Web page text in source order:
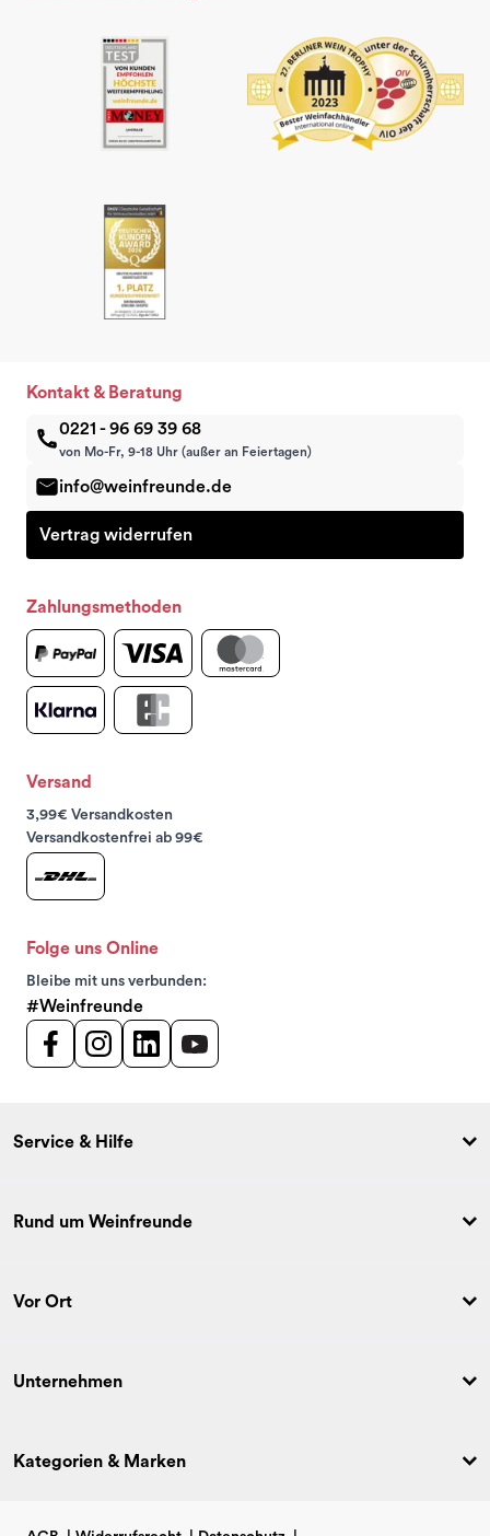
Kontakt & Beratung
0221 - 96 69 39 68
von Mo-Fr, 9-18 Uhr (außer an Feiertagen)
info@weinfreunde.de
Vertrag widerrufen
Zahlungsmethoden
Versand
3,99€ Versandkosten
Versandkostenfrei ab 99€
Folge uns Online
Bleibe mit uns verbunden:
#Weinfreunde
Service & Hilfe
Rund um Weinfreunde
Vor Ort
Unternehmen
Kategorien & Marken